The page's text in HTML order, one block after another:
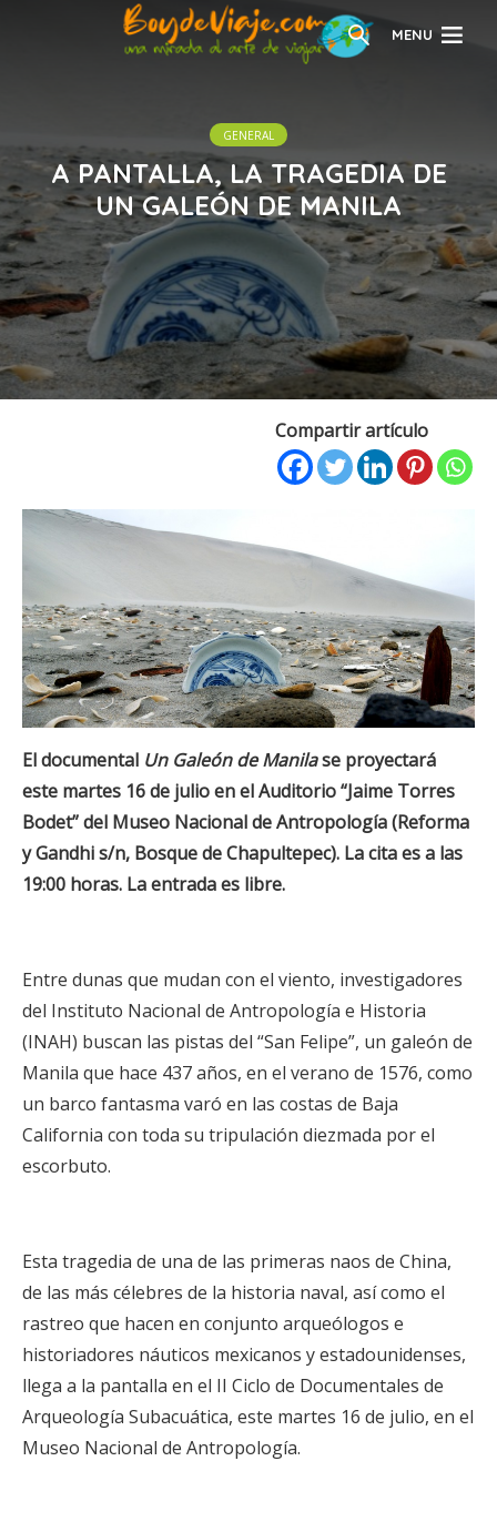
MENU
GENERAL
A PANTALLA, LA TRAGEDIA DE
UN GALEÓN DE MANILA
Compartir artículo
El documental Un Galeón de Manilase proyectará
este martes 16 de julio en el Auditorio “Jaime Torres
Bodet” del Museo Nacional de Antropología (Reforma
y Gandhi s/n, Bosque de Chapultepec). La cita es a las
19:00 horas. La entrada es libre.
Entre dunas que mudan con el viento, investigadores
del Instituto Nacional de Antropología e Historia
(INAH) buscan las pistas del “San Felipe”, un galeón de
Manila que hace 437 años, en el verano de 1576, como
un barco fantasma varó en las costas de Baja
California con toda su tripulación diezmada por el
escorbuto.
Esta tragedia de una de las primeras naos de China,
de las más célebres de la historia naval, así como el
rastreo que hacen en conjunto arqueólogos e
historiadores náuticos mexicanos y estadounidenses,
llega a la pantalla en el II Ciclo de Documentales de
Arqueología Subacuática, este martes 16 de julio, en el
Museo Nacional de Antropología.